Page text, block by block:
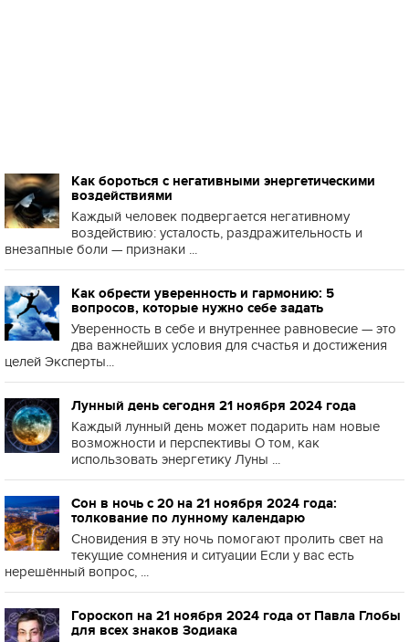
Как бороться с негативными энергетическими
воздействиями
Каждый человек подвергается негативному
воздействию: усталость, раздражительность и
внезапные боли — признаки ...
Как обрести уверенность и гармонию: 5
вопросов, которые нужно себе задать
Уверенность в себе и внутреннее равновесие — это
два важнейших условия для счастья и достижения
целей Эксперты...
Лунный день сегодня 21 ноября 2024 года
Каждый лунный день может подарить нам новые
возможности и перспективы О том, как
использовать энергетику Луны ...
Сон в ночь с 20 на 21 ноября 2024 года:
толкование по лунному календарю
Сновидения в эту ночь помогают пролить свет на
текущие сомнения и ситуации Если у вас есть
нерешённый вопрос, ...
Гороскоп на 21 ноября 2024 года от Павла Глобы
для всех знаков Зодиака